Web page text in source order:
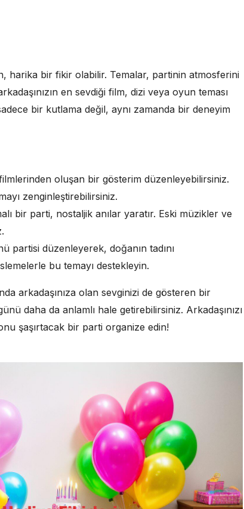
harika bir fikir olabilir. Temalar, partinin atmosferini
en sevdiği film, dizi veya oyun teması
bir kutlama değil, aynı zamanda bir deneyim
oluşan bir gösterim düzenleyebilirsiniz.
zenginleştirebilirsiniz.
bir parti, nostaljik anılar yaratır. Eski müzikler ve
partisi düzenleyerek, doğanın tadını
bu temayı destekleyin.
arkadaşınıza olan sevginizi de gösteren bir
daha da anlamlı hale getirebilirsiniz. Arkadaşınızı
şaşırtacak bir parti organize edin!